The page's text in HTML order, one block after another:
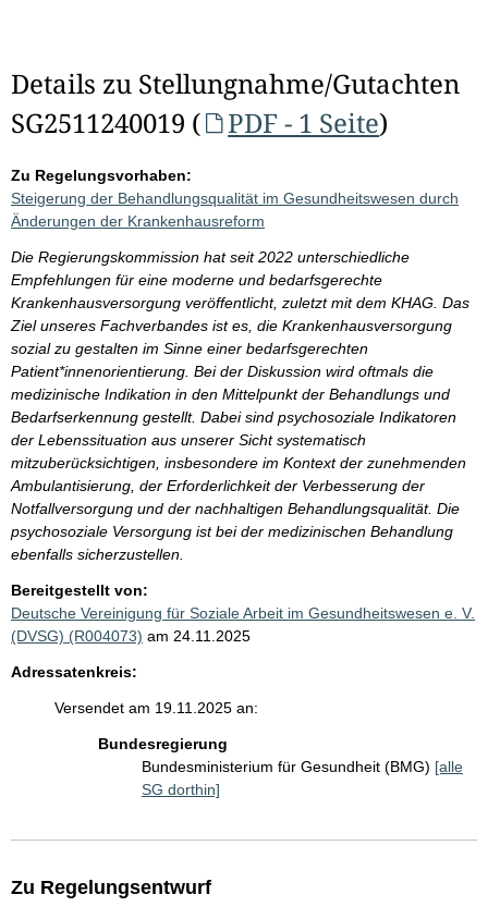
Details zu Stellungnahme/Gutachten
SG2511240019 (
PDF - 1 Seite)
Zu Regelungsvorhaben:
Steigerung der Behandlungsqualität im Gesundheitswesen durch
Änderungen der Krankenhausreform
Die Regierungskommission hat seit 2022 unterschiedliche
Empfehlungen für eine moderne und bedarfsgerechte
Krankenhausversorgung veröffentlicht, zuletzt mit dem KHAG. Das
Ziel unseres Fachverbandes ist es, die Krankenhausversorgung
sozial zu gestalten im Sinne einer bedarfsgerechten
Patient*innenorientierung. Bei der Diskussion wird oftmals die
medizinische Indikation in den Mittelpunkt der Behandlungs und
Bedarfserkennung gestellt. Dabei sind psychosoziale Indikatoren
der Lebenssituation aus unserer Sicht systematisch
mitzuberücksichtigen, insbesondere im Kontext der zunehmenden
Ambulantisierung, der Erforderlichkeit der Verbesserung der
Notfallversorgung und der nachhaltigen Behandlungsqualität. Die
psychosoziale Versorgung ist bei der medizinischen Behandlung
ebenfalls sicherzustellen.
Bereitgestellt von:
Deutsche Vereinigung für Soziale Arbeit im Gesundheitswesen e. V.
(DVSG) (R004073) am 24.11.2025
Adressatenkreis:
Versendet am 19.11.2025 an:
Bundesregierung
Bundesministerium für Gesundheit (BMG) [alle
SG dorthin]
Zu Regelungsentwurf